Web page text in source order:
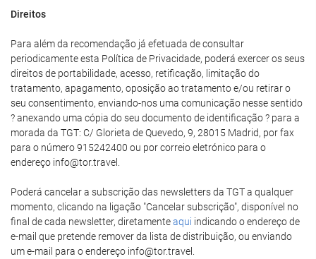
Direitos
Para além da recomendação já efetuada de consultar
periodicamente esta Política de Privacidade, poderá exercer os seus
direitos de portabilidade, acesso, retificação, limitação do
tratamento, apagamento, oposição ao tratamento e/ou retirar o
seu consentimento, enviando-nos uma comunicação nesse sentido
? anexando uma cópia do seu documento de identificação ? para a
morada da TGT: C/ Glorieta de Quevedo, 9, 28015 Madrid, por fax
para o número 915242400 ou por correio eletrónico para o
endereço info@tor.travel.
Poderá cancelar a subscrição das newsletters da TGT a qualquer
momento, clicando na ligação "Cancelar subscrição", disponível no
final de cada newsletter, diretamenteaqui indicando o endereço de
e-mail que pretende remover da lista de distribuição, ou enviando
um e-mail para o endereço info@tor.travel.